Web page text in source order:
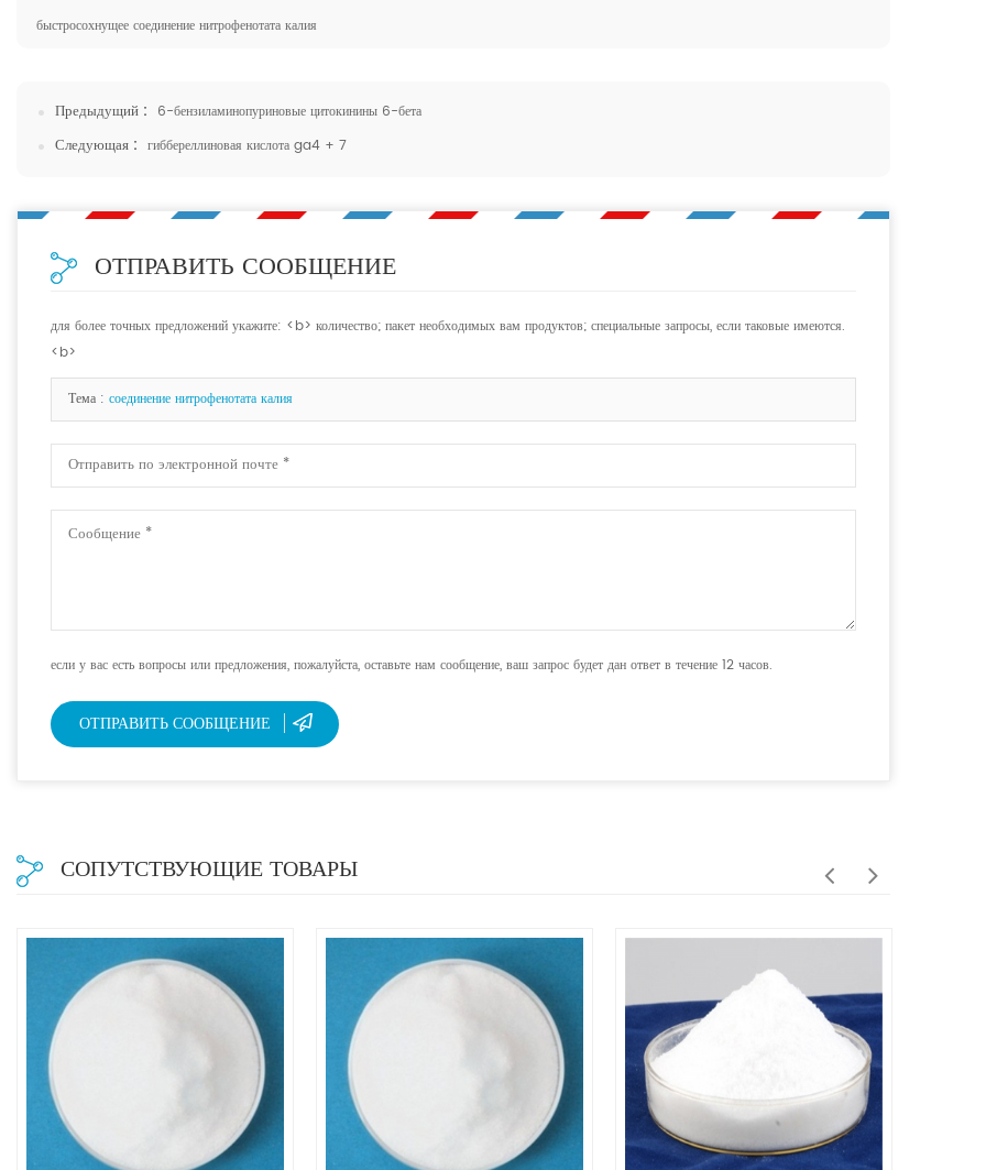
быстросохнущее соединение нитрофенотата калия
Предыдущий : 6-бензиламинопуриновые цитокинины 6-бета
Следующая : гиббереллиновая кислота ga4 + 7
ОТПРАВИТЬ СООБЩЕНИЕ
для более точных предложений укажите: <b> количество; пакет необходимых вам продуктов; специальные запросы, если таковые имеются.
<b>
Тема : соединение нитрофенотата калия
если у вас есть вопросы или предложения, пожалуйста, оставьте нам сообщение, ваш запрос будет дан ответ в течение 12 часов.
ОТПРАВИТЬ СООБЩЕНИЕ
СОПУТСТВУЮЩИЕ ТОВАРЫ